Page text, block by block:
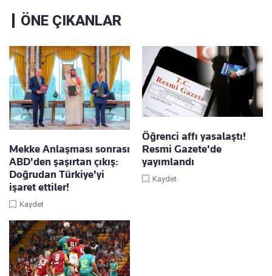
ÖNE ÇIKANLAR
Mekke Anlaşması sonrası
ABD'den şaşırtan çıkış:
Doğrudan Türkiye'yi
işaret ettiler!
Kaydet
Öğrenci affı yasalaştı!
Resmi Gazete'de
yayımlandı
Kaydet